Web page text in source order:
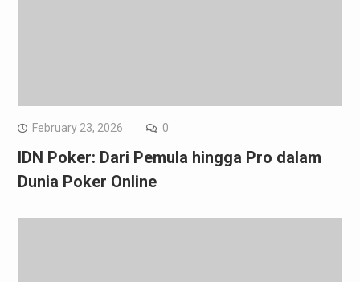
February 23, 2026 0
IDN Poker: Dari Pemula hingga Pro dalam
Dunia Poker Online